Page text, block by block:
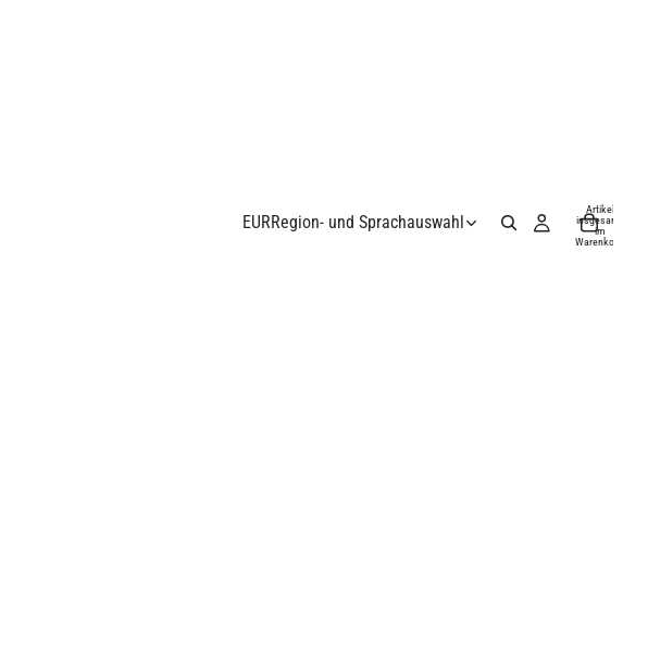
EURRegion- und Sprachauswahl
Artikel
insgesamt
im
Warenkorb: